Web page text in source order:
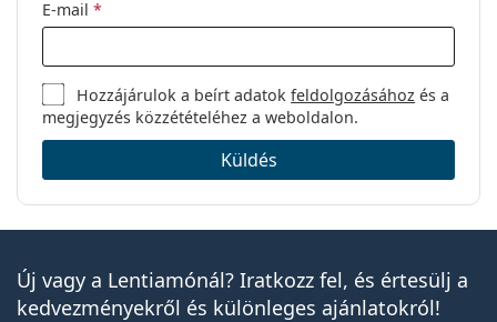
E-mail *
Hozzájárulok a beírt adatokfeldolgozásához és a
megjegyzés közzétételéhez a weboldalon.
Küldés
Új vagy a Lentiamónál? Iratkozz fel, és értesülj a
kedvezményekről és különleges ajánlatokról!